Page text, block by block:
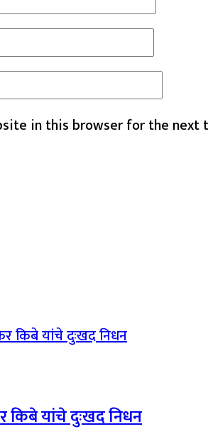
in this browser for the next
किबे यांचे दुःखद निधन